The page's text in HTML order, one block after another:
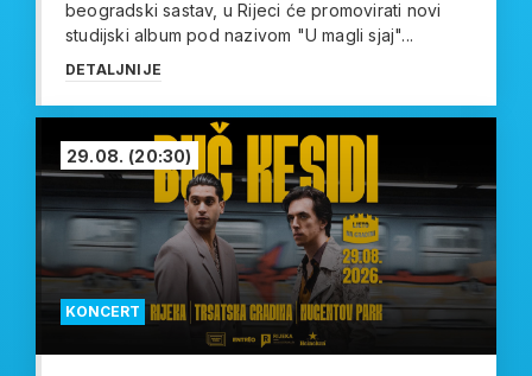
beogradski sastav, u Rijeci će promovirati novi
studijski album pod nazivom "U magli sjaj"...
DETALJNIJE
KONCERT
29.08. (20:30)